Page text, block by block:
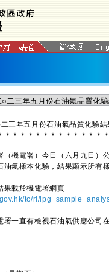
三年五月份石油氣品質化驗結
＊ ＊ ＊ ＊ ＊ ＊ ＊ ＊ ＊ ＊ ＊ ＊ ＊ ＊
電署）今日（六月九日）公
油氣樣本化驗，結果顯示所有
載於機電署網頁
tc/rl/
直有檢視石油氣供應公司在